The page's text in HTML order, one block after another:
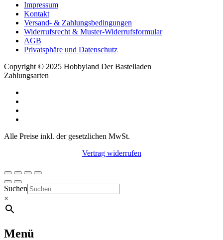
Impressum
Kontakt
Versand- & Zahlungsbedingungen
Widerrufsrecht & Muster-Widerrufsformular
AGB
Privatsphäre und Datenschutz
Copyright © 2025 Hobbyland Der Bastelladen
Zahlungsarten
Alle Preise inkl. der gesetzlichen MwSt.
Vertrag widerrufen
Suchen
×
Menü